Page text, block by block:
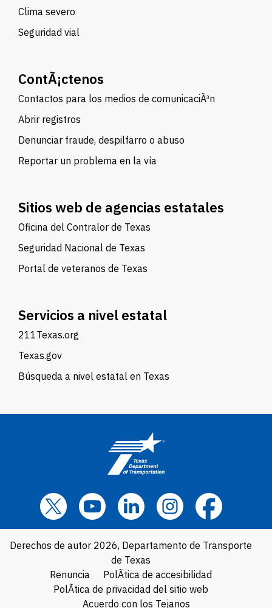
Clima severo
Seguridad vial
ContÃ¡ctenos
Contactos para los medios de comunicaciÃ³n
Abrir registros
Denunciar fraude, despilfarro o abuso
Reportar un problema en la vía
Sitios web de agencias estatales
Oficina del Contralor de Texas
Seguridad Nacional de Texas
Portal de veteranos de Texas
Servicios a nivel estatal
211Texas.org
Texas.gov
Búsqueda a nivel estatal en Texas
Derechos de autor 2026, Departamento de Transporte
de Texas
Renuncia
PolÃ­tica de accesibilidad
PolÃ­tica de privacidad del sitio web
Acuerdo con los Tejanos